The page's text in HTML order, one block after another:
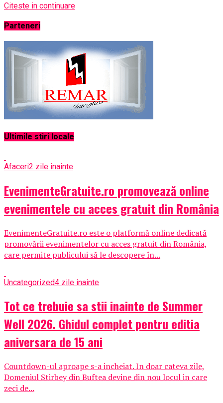
Citeste in continuare
Parteneri
Ultimile stiri locale
Afaceri2 zile inainte
EvenimenteGratuite.ro promovează online
evenimentele cu acces gratuit din România
EvenimenteGratuite.ro este o platformă online dedicată
promovării evenimentelor cu acces gratuit din România,
care permite publicului să le descopere în...
Uncategorized4 zile inainte
Tot ce trebuie sa stii inainte de Summer
Well 2026. Ghidul complet pentru editia
aniversara de 15 ani
Countdown-ul aproape s-a incheiat. In doar cateva zile,
Domeniul Stirbey din Buftea devine din nou locul in care
zeci de...